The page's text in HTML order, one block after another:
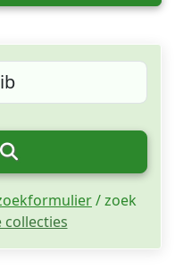
/ zoek
collecties